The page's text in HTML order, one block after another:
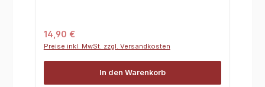
Regulärer Preis:
14,90 €
Preise inkl. MwSt. zzgl. Versandkosten
In den Warenkorb